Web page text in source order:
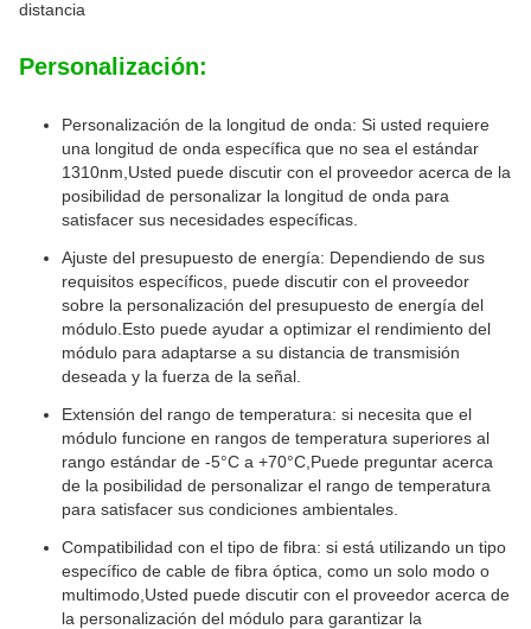
distancia
Personalización:
Personalización de la longitud de onda: Si usted requiere
una longitud de onda específica que no sea el estándar
1310nm,Usted puede discutir con el proveedor acerca de la
posibilidad de personalizar la longitud de onda para
satisfacer sus necesidades específicas.
Ajuste del presupuesto de energía: Dependiendo de sus
requisitos específicos, puede discutir con el proveedor
sobre la personalización del presupuesto de energía del
módulo.Esto puede ayudar a optimizar el rendimiento del
módulo para adaptarse a su distancia de transmisión
deseada y la fuerza de la señal.
Extensión del rango de temperatura: si necesita que el
módulo funcione en rangos de temperatura superiores al
rango estándar de -5°C a +70°C,Puede preguntar acerca
de la posibilidad de personalizar el rango de temperatura
para satisfacer sus condiciones ambientales.
Compatibilidad con el tipo de fibra: si está utilizando un tipo
específico de cable de fibra óptica, como un solo modo o
multimodo,Usted puede discutir con el proveedor acerca de
la personalización del módulo para garantizar la